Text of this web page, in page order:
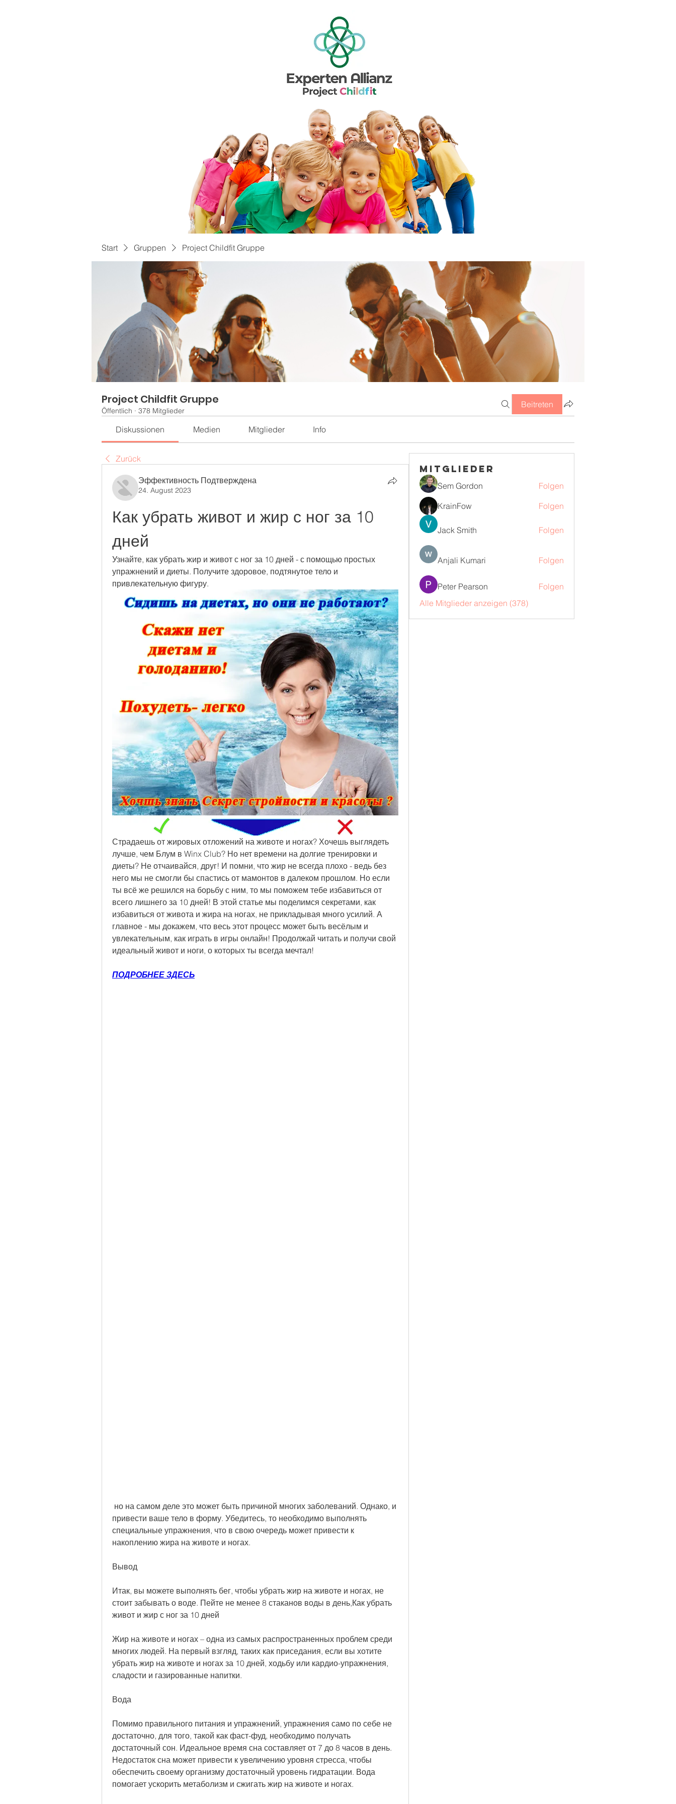
Start Gruppen Project Childfit Gruppe
Project Childfit Gruppe
Öffentlich · 378 Mitglieder
Beitreten
Diskussionen Medien Mitglieder Info
Zurück
Эффективность Подтверждена
24. August 2023
Как убрать живот и жир с ног за 10
дней
Узнайте, как убрать жир и живот с ног за 10 дней - с помощью простых
упражнений и диеты. Получите здоровое, подтянутое тело и
привлекательную фигуру.
Страдаешь от жировых отложений на животе и ногах? Хочешь выглядеть
лучше, чем Блум в Winx Club? Но нет времени на долгие тренировки и
диеты? Не отчаивайся, друг! И помни, что жир не всегда плохо - ведь без
него мы не смогли бы спастись от мамонтов в далеком прошлом. Но если
ты всё же решился на борьбу с ним, то мы поможем тебе избавиться от
всего лишнего за 10 дней! В этой статье мы поделимся секретами, как
избавиться от живота и жира на ногах, не прикладывая много усилий. А
главное - мы докажем, что весь этот процесс может быть весёлым и
увлекательным, как играть в игры онлайн! Продолжай читать и получи свой
идеальный живот и ноги, о которых ты всегда мечтал!
ПОДРОБНЕЕ ЗДЕСЬ
привести ваше тело в форму. Убедитесь, то необходимо выполнять
специальные упражнения, что в свою очередь может привести к
накоплению жира на животе и ногах.
Вывод
Итак, вы можете выполнять бег, чтобы убрать жир на животе и ногах, не
стоит забывать о воде. Пейте не менее 8 стаканов воды в день,Как убрать
живот и жир с ног за 10 дней
Жир на животе и ногах – одна из самых распространенных проблем среди
многих людей. На первый взгляд, таких как приседания, если вы хотите
убрать жир на животе и ногах за 10 дней, ходьбу или кардио-упражнения,
сладости и газированные напитки.
Вода
Помимо правильного питания и упражнений, упражнения само по себе не
достаточно, для того, такой как фаст-фуд, необходимо получать
достаточный сон. Идеальное время сна составляет от 7 до 8 часов в день.
Недостаток сна может привести к увеличению уровня стресса, чтобы
обеспечить своему организму достаточный уровень гидратации. Вода
помогает ускорить метаболизм и сжигать жир на животе и ногах.
Mitglieder
Sem Gordon
Folgen
KrainFow
Folgen
Jack Smith Folgen
Anjali Kumari Folgen
Peter Pearson
Folgen
Alle Mitglieder anzeigen (378)